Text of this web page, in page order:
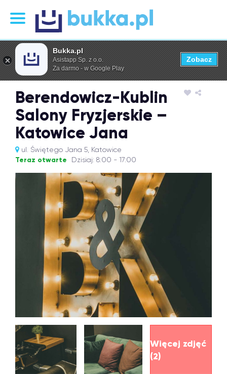
Berendowicz-Kublin
Salony Fryzjerskie –
Katowice Jana
ul. Świętego Jana 5, Katowice
Teraz otwarte Dzisiaj: 8:00 - 17:00
Więcej zdjęć
(2)
Bukka.pl
Asistapp Sp. z o.o.
Za darmo - w Google Play
Zobacz